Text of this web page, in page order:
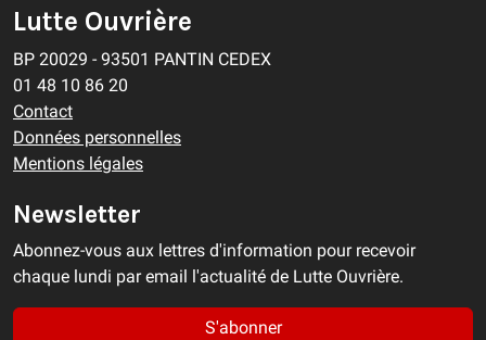
Lutte Ouvrière
BP 20029 - 93501 PANTIN CEDEX
01 48 10 86 20
Contact
Données personnelles
Mentions légales
Newsletter
Abonnez-vous aux lettres d'information pour recevoir
chaque lundi par email l'actualité de Lutte Ouvrière.
S'abonner